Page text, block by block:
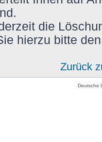
die
hierzu bitte
Zurück
Deutsche